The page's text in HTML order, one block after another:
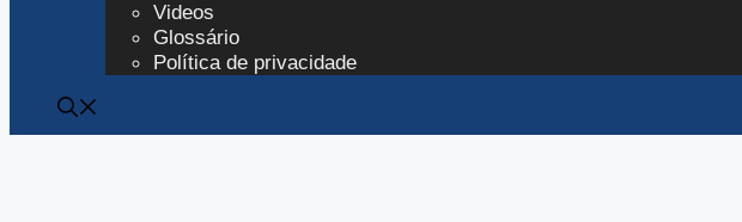
Videos
Glossário
Política de privacidade